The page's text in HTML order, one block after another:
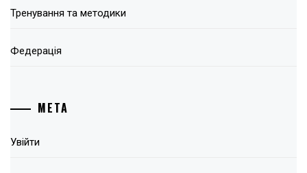
Тренування та методики
Федерація
МЕТА
Увійти